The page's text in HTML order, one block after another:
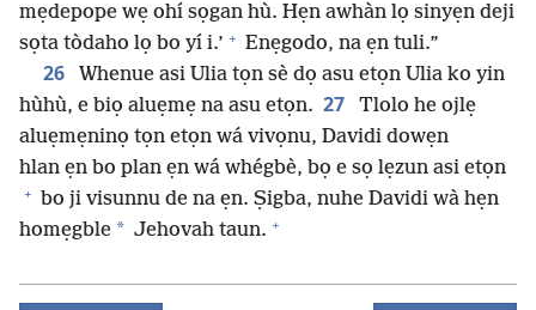
mẹdepope wẹ ohí sọgan hù. Hẹn awhàn lọ sinyẹn deji
sọta tòdaho lọ bo yí i.’ + Enẹgodo, na ẹn tuli.”
26
Whenue asi Ulia tọn sè dọ asu etọn Ulia ko yin
hùhù, e biọ aluẹmẹ na asu etọn. 27
Tlolo he ojlẹ
aluẹmẹninọ tọn etọn wá vivọnu, Davidi dowẹn
hlan ẹn bo plan ẹn wá whégbè, bọ e sọ lẹzun asi etọn
+ bo ji visunnu de na ẹn. Ṣigba, nuhe Davidi wà hẹn
homẹgble * Jehovah taun. +